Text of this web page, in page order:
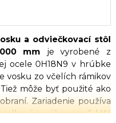
a odviečkovací stôl
mm je vyrobené z
ocele 0H18N9 v hrúbke
vosku zo včelích rámikov
môže byť použité ako
Zariadenie používa
výkonom 6 kW.